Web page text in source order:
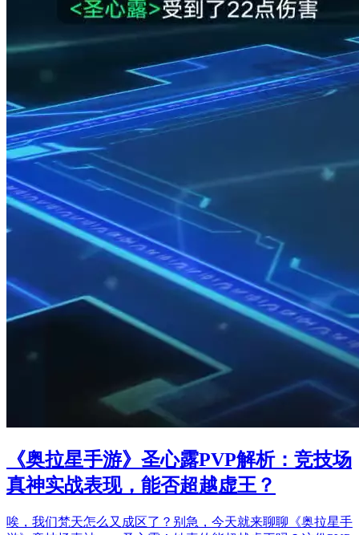
《奥拉星手游》圣心露PVP解析：竞技场
真神实战表现，能否超越虚王？
唉，我们梵天怎么又成区了？别急，今天就来聊聊《奥拉星手